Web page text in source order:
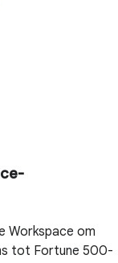
Workspace om
tot Fortune 500-